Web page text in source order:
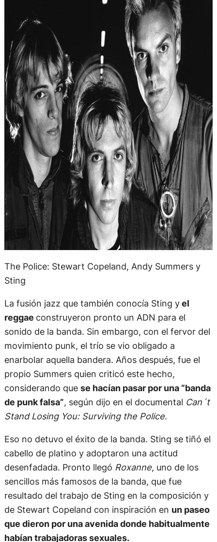
The Police: Stewart Copeland, Andy Summers y
Sting
La fusión jazz que también conocía Sting yel
reggae construyeron pronto un ADN para el
sonido de la banda. Sin embargo, con el fervor del
movimiento punk, el trío se vio obligado a
enarbolar aquella bandera. Años después, fue el
propio Summers quien criticó este hecho,
considerando que se hacían pasar por una “banda
de punk falsa”, según dijo en el documental Can´t
Stand Losing You: Surviving the Police.
Eso no detuvo el éxito de la banda. Sting se tiñó el
cabello de platino y adoptaron una actitud
desenfadada. Pronto llegó Roxanne, uno de los
sencillos más famosos de la banda, que fue
resultado del trabajo de Sting en la composición y
de Stewart Copeland con inspiración en un paseo
que dieron por una avenida donde habitualmente
habían trabajadoras sexuales.